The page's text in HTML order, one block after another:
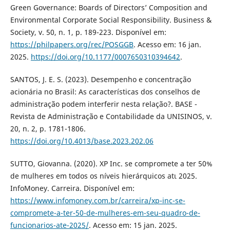
Green Governance: Boards of Directors’ Composition and
Environmental Corporate Social Responsibility. Business &
Society, v. 50, n. 1, p. 189-223. Disponível em:
https://philpapers.org/rec/POSGGB. Acesso em: 16 jan.
2025. https://doi.org/10.1177/0007650310394642.
SANTOS, J. E. S. (2023). Desempenho e concentração
acionária no Brasil: As características dos conselhos de
administração podem interferir nesta relação?. BASE -
Revista de Administração e Contabilidade da UNISINOS, v.
20, n. 2, p. 1781-1806.
https://doi.org/10.4013/base.2023.202.06
SUTTO, Giovanna. (2020). XP Inc. se compromete a ter 50%
de mulheres em todos os níveis hierárquicos atι 2025.
InfoMoney. Carreira. Disponível em:
https://www.infomoney.com.br/carreira/xp-inc-se-
compromete-a-ter-50-de-mulheres-em-seu-quadro-de-
funcionarios-ate-2025/. Acesso em: 15 jan. 2025.